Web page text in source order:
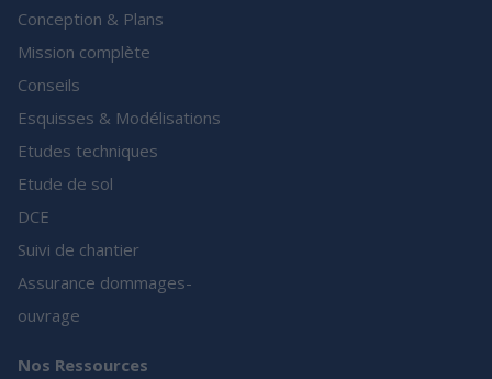
Conception & Plans
Mission complète
Conseils
Esquisses & Modélisations
Etudes techniques
Etude de sol
DCE
Suivi de chantier
Assurance dommages-
ouvrage
Nos Ressources